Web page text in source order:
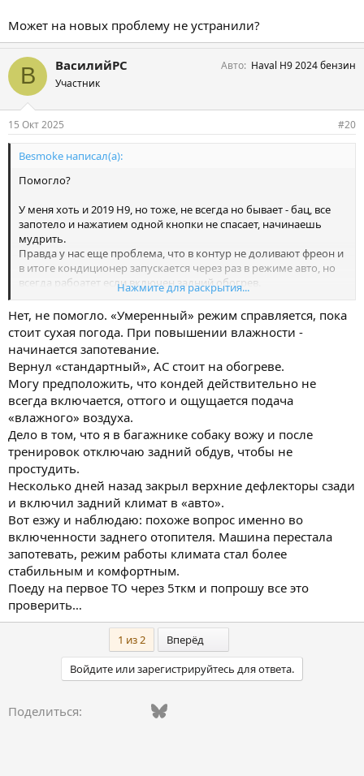
Может на новых проблему не устранили?
В ВасилийРС
Участник
Авто Haval H9 2024 бензин
15 Окт 2025 #20
Besmoke написал(а):
Помогло?
У меня хоть и 2019 H9, но тоже, не всегда но бывает - бац, все
запотело и нажатием одной кнопки не спасает, начинаешь
мудрить.
Правда у нас еще проблема, что в контур не доливают фреон и
в итоге кондиционер запускается через раз в режиме авто, но
всегда рабоатет если включен задний обогрев.
Получается, что если не сработал кондей - он не дует
холодными и не убирает запотевание, а только хуже делает.
Каждый раз, конечно, принудительно включать REAR не дело...
Может на новых проблему не устранили?
Нажмите для раскрытия...
Нет, не помогло. «Умеренный» режим справляется, пока
стоит сухая погода. При повышении влажности -
начинается запотевание.
Вернул «стандартный», АС стоит на обогреве.
Могу предположить, что кондей действительно не
всегда включается, оттого и ощущается подача
«влажного» воздуха.
Дело в том, что я в багажнике собаку вожу и после
тренировок отключаю задний обдув, чтобы не
простудить.
Несколько дней назад закрыл верхние дефлекторы сзади
и включил задний климат в «авто».
Вот езжу и наблюдаю: похоже вопрос именно во
включенности заднего отопителя. Машина перестала
запотевать, режим работы климата стал более
стабильным и комфортным.
Поеду на первое ТО через 5ткм и попрошу все это
проверить…
1 из 2 Вперёд
Войдите или зарегистрируйтесь для ответа.
Поделиться: Vkontakte
FacebookBluesky